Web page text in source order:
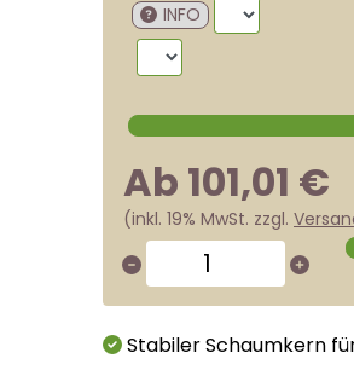
INFO
Ab 101,01 €
(inkl. 19% MwSt. zzgl.
Stabiler Schaumkern